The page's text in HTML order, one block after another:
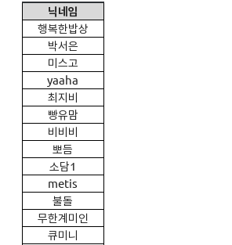
닉네임
행복한밥상
박서은
미스고
yaaha
최지비
빵유맘
비비비
뽀듬
소담1
metis
불돌
무한계미인
큐미니